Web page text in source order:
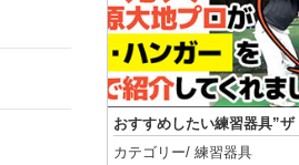
おすすめしたい練習器具”ザ
カテゴリー/ 練習器具